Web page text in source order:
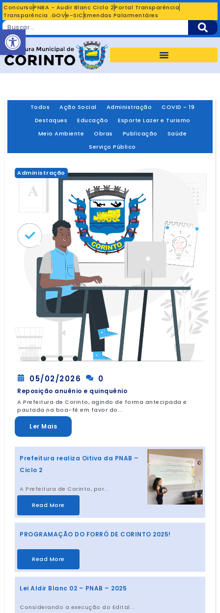
ConcursoPNBA - Audir Blanc Ciclo 2Portal Transparência
Transparência .GOVe-SICEmendas Palarmentáres
Todos Ação Social Administração
COVID - 19
Destaques
Educação
Esporte Lazer e Turismo
Meio Ambiente
Obras Publicação
Saúde
Serviço Público
Administração
05/02/2026 0
Reposição anuênio e quinquênio
A Prefeitura de Corinto, agindo de forma antecipada e
pautada na boa-fé em favor do...
Ler Mais
Prefeitura realiza Oitiva da PNAB –
Ciclo 2
A Prefeitura de Corinto, por...
Read More
PROGRAMAÇÃO DO FORRÓ DE CORINTO 2025!
Read More
Lei Aldir Blanc 02 – PNAB – 2025
Considerando a execução do Edital...
Abrir a barra de ferramentas